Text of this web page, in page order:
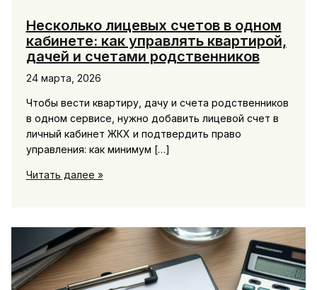
Несколько лицевых счетов в одном
кабинете: как управлять квартирой,
дачей и счетами родственников
24 марта, 2026
Чтобы вести квартиру, дачу и счета родственников
в одном сервисе, нужно добавить лицевой счет в
личный кабинет ЖКХ и подтвердить право
управления: как минимум […]
Несколько
одном
кабинете:
как
управлять
Читать далее »